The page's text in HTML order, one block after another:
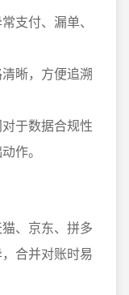
支付、漏单、
晰，方便追溯
于数据合规性
作。
、京东、拼多
合并对账时易